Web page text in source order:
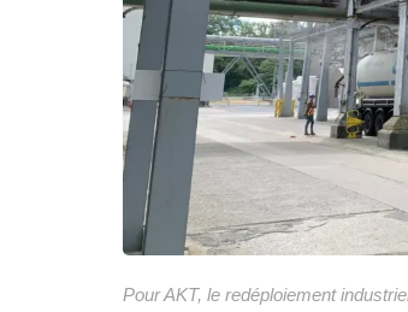
Pour AKT, le redéploiement